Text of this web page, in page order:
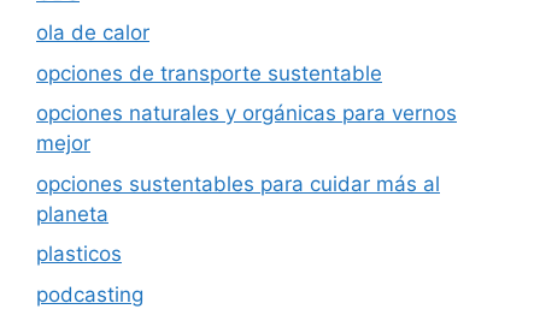
ola de calor
opciones de transporte sustentable
opciones naturales y orgánicas para vernos
mejor
opciones sustentables para cuidar más al
planeta
plasticos
podcasting